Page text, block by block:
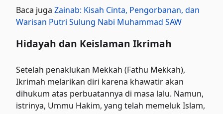
Baca jugaZainab: Kisah Cinta, Pengorbanan, dan
Warisan Putri Sulung Nabi Muhammad SAW
Hidayah dan Keislaman Ikrimah
Setelah penaklukan Mekkah (Fathu Mekkah),
Ikrimah melarikan diri karena khawatir akan
dihukum atas perbuatannya di masa lalu. Namun,
istrinya, Ummu Hakim, yang telah memeluk Islam,